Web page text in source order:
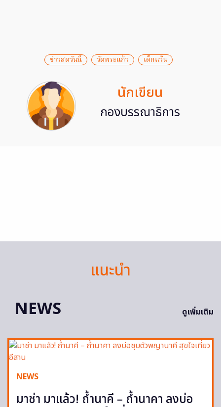
ข่าวสดวันนี้ วัดพระแก้ว เด็กแว้น
นักเขียน
กองบรรณาธิการ
แนะนำ
NEWS
ดูเพิ่มเติม
NEWS
มาช่า มาแล้ว! ถ้ำนาคี – ถ้ำนาคา ลงบ่อ